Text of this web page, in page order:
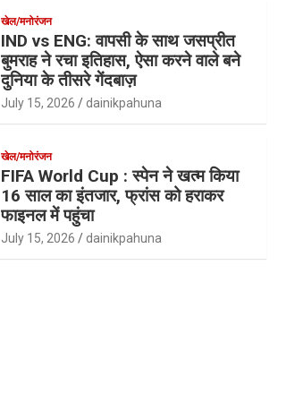
खेल/मनोरंजन
IND vs ENG: वापसी के साथ जसप्रीत
बुमराह ने रचा इतिहास, ऐसा करने वाले बने
दुनिया के तीसरे गेंदबाज़
July 15, 2026 dainikpahuna
खेल/मनोरंजन
FIFA World Cup : स्पेन ने खत्म किया
16 साल का इंतजार, फ्रांस को हराकर
फाइनल में पहुंचा
July 15, 2026 dainikpahuna